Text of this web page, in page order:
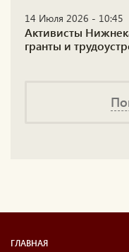
14 Июля 2026 - 10:45
Активисты
гранты и
ГЛАВНАЯ